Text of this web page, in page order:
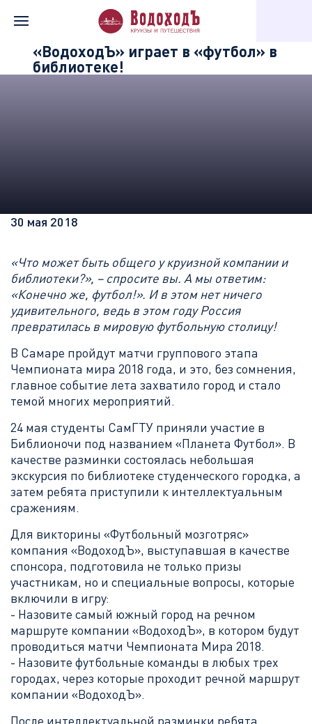
Главная Информация о компании Новости «Водохода»
«ВодоходЪ» играет в «футбол» в
библиотеке!
30 мая 2018
«Что может быть общего у круизной компании и
библиотеки?», – спросите вы. А мы ответим:
«Конечно же, футбол!». И в этом нет ничего
удивительного, ведь в этом году Россия
превратилась в мировую футбольную столицу!
В Самаре пройдут матчи группового этапа
Чемпионата мира 2018 года, и это, без сомнения,
главное событие лета захватило город и стало
темой многих мероприятий.
24 мая студенты СамГТУ приняли участие в
Библионочи под названием «Планета Футбол». В
качестве разминки состоялась небольшая
экскурсия по библиотеке студенческого городка, а
затем ребята приступили к интеллектуальным
сражениям.
Для викторины «Футбольный мозготряс»
компания «ВодоходЪ», выступавшая в качестве
спонсора, подготовила не только призы
участникам, но и специальные вопросы, которые
включили в игру:
- Назовите самый южный город на речном
маршруте компании «ВодоходЪ», в котором будут
проводиться матчи Чемпионата Мира 2018.
- Назовите футбольные команды в любых трех
городах, через которые проходит речной маршрут
компании «ВодоходЪ».
После интеллектуальной разминки ребята